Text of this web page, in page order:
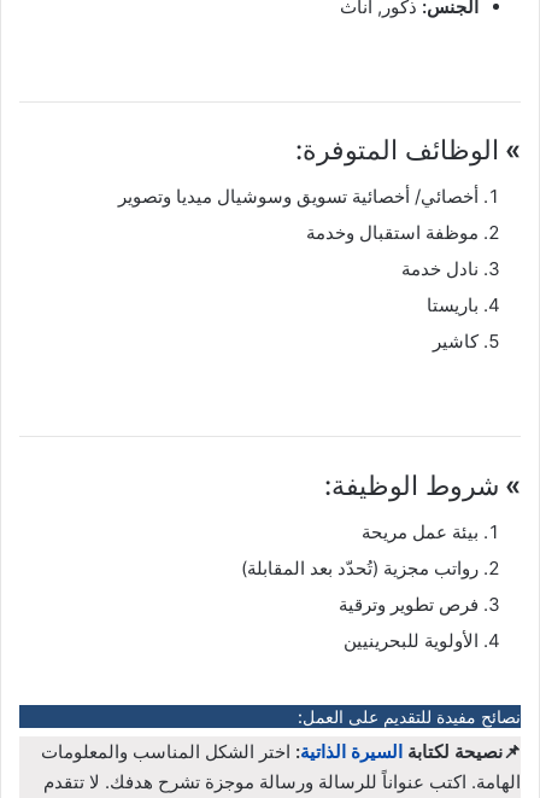
الجنس: ذكور, اناث
» الوظائف المتوفرة:
أخصائي/ أخصائية تسويق وسوشيال ميديا وتصوير
موظفة استقبال وخدمة
نادل خدمة
باريستا
كاشير
» شروط الوظيفة:
بيئة عمل مريحة
رواتب مجزية (تُحدّد بعد المقابلة)
فرص تطوير وترقية
الأولوية للبحرينيين
نصائح مفيدة للتقديم على العمل:
📌نصيحة لكتابة السيرة الذاتية: اختر الشكل المناسب والمعلومات
الهامة. اكتب عنواناً للرسالة ورسالة موجزة تشرح هدفك. لا تتقدم